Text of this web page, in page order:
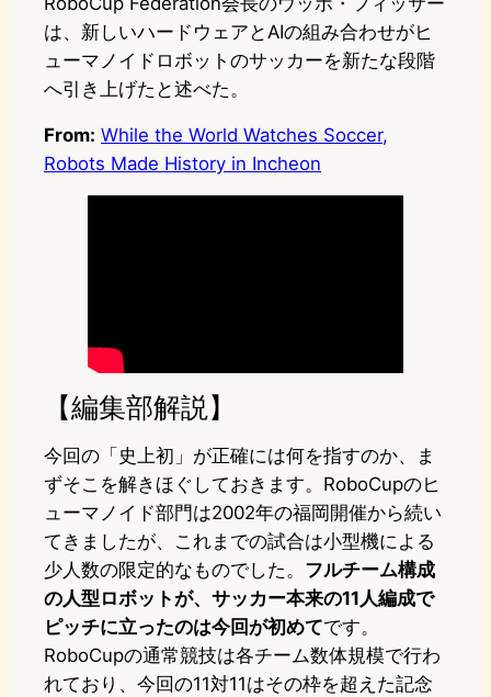
は、新しいハードウェアとAIの組み合わせがヒ
ューマノイドロボットのサッカーを新たな段階
へ引き上げたと述べた。
From: While the World Watches Soccer,
Robots Made History in Incheon
【編集部解説】
今回の「史上初」が正確には何を指すのか、ま
ずそこを解きほぐしておきます。RoboCupのヒ
ューマノイド部門は2002年の福岡開催から続い
てきましたが、これまでの試合は小型機による
少人数の限定的なものでした。 フルチーム構成
の人型ロボットが、サッカー本来の11人編成で
ピッチに立ったのは今回が初めてです。
RoboCupの通常競技は各チーム数体規模で行わ
れており、今回の11対11はその枠を超えた記念